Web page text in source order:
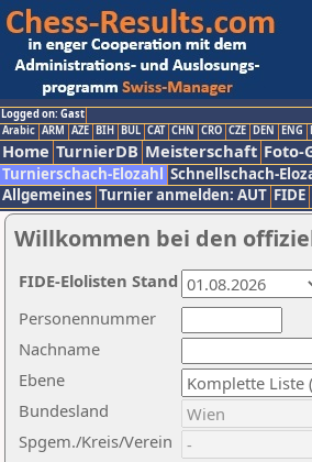
Logged on: Gast
Arabic ARM AZE BIH BUL CAT CHN CRO CZE DEN ENG
Home TurnierDB Meisterschaft Foto-
Turnierschach-Elozahl Schnellschach-
Allgemeines Turnier anmelden: AUT FIDE
Willkommen bei den
Nachname
Ebene
Personennummer
Bundesland
Spgem./Kreis/Verein
FIDE-Elolisten Stand